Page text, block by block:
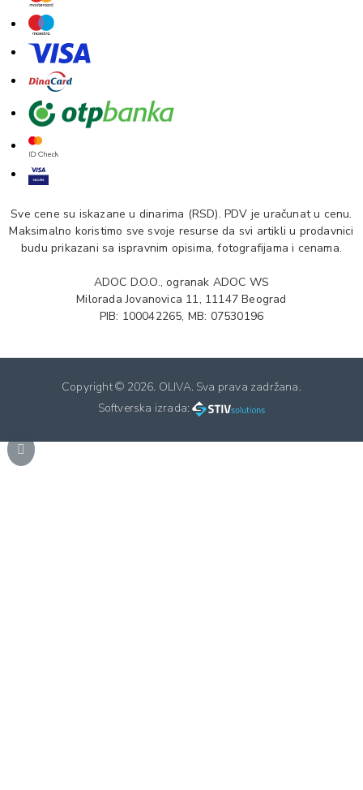
Sve cene su iskazane u dinarima (RSD). PDV je uračunat u cenu.
Maksimalno koristimo sve svoje resurse da svi artikli u prodavnici
budu prikazani sa ispravnim opisima, fotografijama i cenama.
ADOC D.O.O., ogranak ADOC WS
Milorada Jovanovica 11, 11147 Beograd
PIB: 100042265, MB: 07530196
Copyright © 2026. OLIVA. Sva prava zadržana.
Softverska izrada: